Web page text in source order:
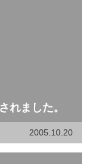
れました。
2005.10.20